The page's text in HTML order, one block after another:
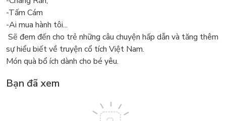
-Tấm Cám
-Ai mua hành tôi...
Sẽ đem đến cho trẻ những câu chuyện hấp dẫn và tăng thêm
sự hiểu biết về truyện cổ tích Việt Nam.
Món quà bổ ích dành cho bé yêu.
Bạn đã xem